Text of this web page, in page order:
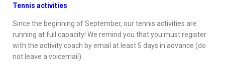
Tennis activities
Since the beginning of September, our tennis activities are
running at full capacity! We remind you that you must register
with the activity coach by email at least 5 days in advance (do
not leave a voicemail).